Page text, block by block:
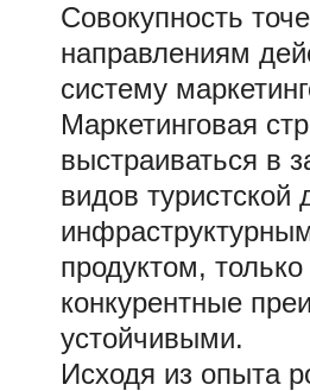
Совокупность
направлениям
систему
Маркетинговая
выстраиваться в
видов
продуктом,
конкурентные
устойчивыми.
Исходя из опыта